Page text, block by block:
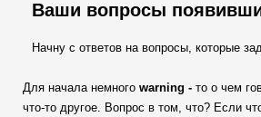
Ваши вопросы
Начну с ответов на вопросы, которые
Для начала немного warning - то о чем
что-то другое. Вопрос в том, что? Если